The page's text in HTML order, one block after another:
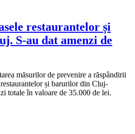
restaurantelor și
S-au dat amenzi de
măsurilor de prevenire a răspândirii
și barurilor din Cluj-
totale în valoare de 35.000 de lei.